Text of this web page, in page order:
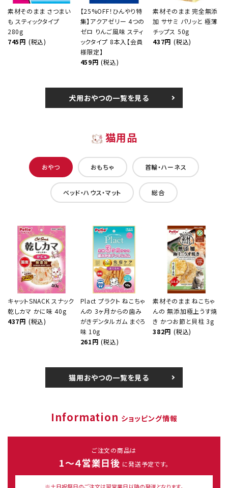
素材そのまま さつまい
も スティックタイプ
280g
745円 (税込)
【25%OFF！ひんやり特
集】アクアゼリー 4つの
ゼロ りんご風味 スティ
ックタイプ 8本入【会員
様限定】
459円 (税込)
素材そのまま 完全無添
加 ササミ パリッと 極薄
チップス 50g
437円 (税込)
犬用おやつの一覧を見る
猫用品
おやつ おもちゃ 首輪・ハーネス
ベッド・ハウス・マット 総合
キャットSNACK スナック
乾しカマ かに味 40g
437円 (税込)
Plact プラクト ねこちゃ
んの 3ヶ月からの歯み
がきデンタルガム まぐろ
味 10g
261円 (税込)
素材そのまま ねこちゃ
んの 無添加極上うす焼
き かつお節と貝柱 3g
382円 (税込)
猫用おやつの一覧を見る
Information ショッピング情報
ご注文の商品は
1～４営業日後 に発送予定です。